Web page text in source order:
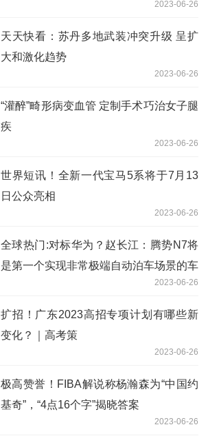
2023-06-26
天天快看：苏丹多地武装冲突升级 呈扩
大和激化趋势
2023-06-26
“灌醉”畸形病变血管 定制手术巧治女子腿
疾
2023-06-26
世界短讯！全新一代宝马5系将于7月13
日公众亮相
2023-06-26
全球热门:对标华为？赵长江：腾势N7将
是第一个实现非常极端自动泊车场景的车
2023-06-26
扩招！广东2023高招专项计划有哪些新
变化？｜高考策
2023-06-26
极高赞誉！FIBA解说称杨瀚森为“中国约
基奇”，“4点16个字”揭晓答案
2023-06-26